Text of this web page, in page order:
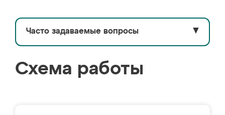
Часто задаваемые вопросы ▼
Схема работы